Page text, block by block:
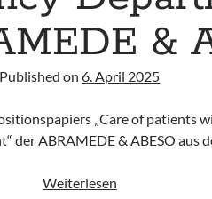
&
Published on6. April 2025
„Care of patients
der ABRAMEDE & ABESO aus
WeiterlesenPositionspapier